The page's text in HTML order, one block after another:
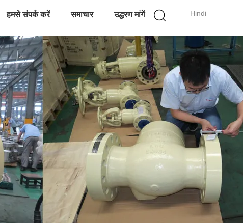
Hindi
हमसे संपर्क करें समाचार उद्धरण मांगें